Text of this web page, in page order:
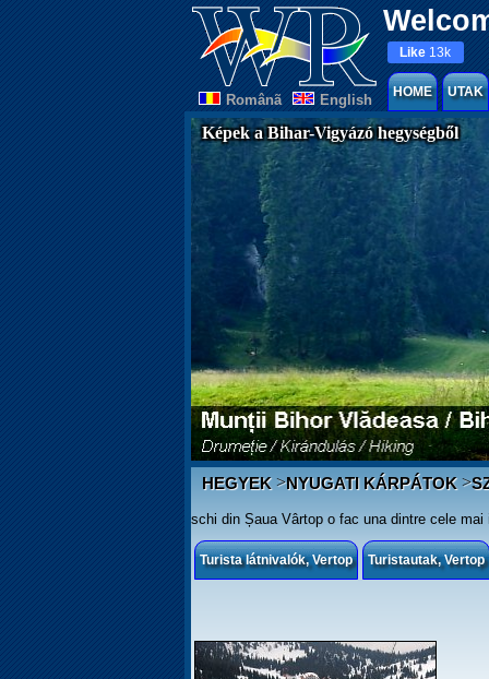
Românã English
Like 13k
HOME UTAK
Képek a Bihar-Vigyázó hegységből
HEGYEK>NYUGATI KÁRPÁTOK>
schi din Șaua Vârtop o fac una dintre cele
Turista látnivalók, Vertop Turistautak, Vertop